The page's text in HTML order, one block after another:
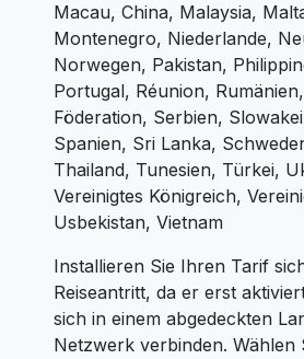
Macau, China, Malaysia,
Montenegro, Niederlande,
Norwegen, Pakistan,
Portugal, Réunion,
Föderation, Serbien,
Spanien, Sri Lanka,
Thailand, Tunesien, Türkei,
Vereinigtes Königreich,
Usbekistan, Vietnam
Installieren Sie Ihren Tarif
Reiseantritt, da er erst
sich in einem abgedeckten
Netzwerk verbinden. Wählen